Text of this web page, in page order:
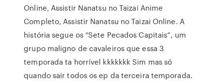
Online, Assistir Nanatsu no Taizai Anime
Completo, Assistir Nanatsu no Taizai Online. A
história segue os “Sete Pecados Capitais”, um
grupo maligno de cavaleiros que essa 3
temporada ta horrível kkkkkkk Sim mas só
quando sair todos os ep da terceira temporada.